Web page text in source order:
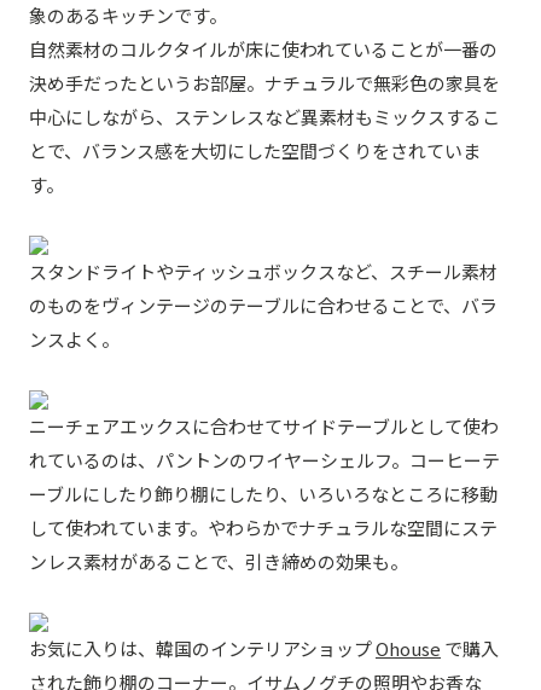
象のあるキッチンです。
自然素材のコルクタイルが床に使われていることが一番の
決め手だったというお部屋。ナチュラルで無彩色の家具を
中心にしながら、ステンレスなど異素材もミックスするこ
とで、バランス感を大切にした空間づくりをされていま
す。
スタンドライトやティッシュボックスなど、スチール素材
のものをヴィンテージのテーブルに合わせることで、バラ
ンスよく。
ニーチェアエックスに合わせてサイドテーブルとして使わ
れているのは、パントンのワイヤーシェルフ。コーヒーテ
ーブルにしたり飾り棚にしたり、いろいろなところに移動
して使われています。やわらかでナチュラルな空間にステ
ンレス素材があることで、引き締めの効果も。
お気に入りは、韓国のインテリアショップOhouse で購入
された飾り棚のコーナー。イサムノグチの照明やお香な